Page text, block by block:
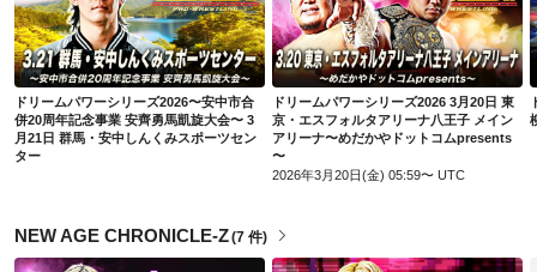
ドリームパワーシリーズ2026〜安中市合併20周年記念事業 安齊勇馬凱旋大会〜 3月21日 群馬・安中しんくみスポーツセンター
ドリームパワーシリーズ2026〜安中市合
併20周年記念事業 安齊勇馬凱旋大会〜 3
月21日 群馬・安中しんくみスポーツセン
ター
ドリームパワーシリーズ2026 3月20日 東京・エスフォルタアリーナ八王子 メインアリーナ〜めだかやドットコムpresents 〜
ドリームパワーシリーズ2026 3月20日 東
京・エスフォルタアリーナ八王子 メイン
アリーナ〜めだかやドットコムpresents
〜
2026年3月20日(金) 05:59〜 UTC
NEW AGE CHRONICLE‐Z(7 件)